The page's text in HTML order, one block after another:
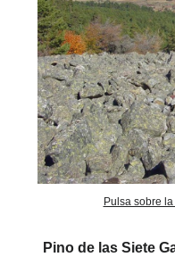
Pulsa sobre
Pino de las Siete